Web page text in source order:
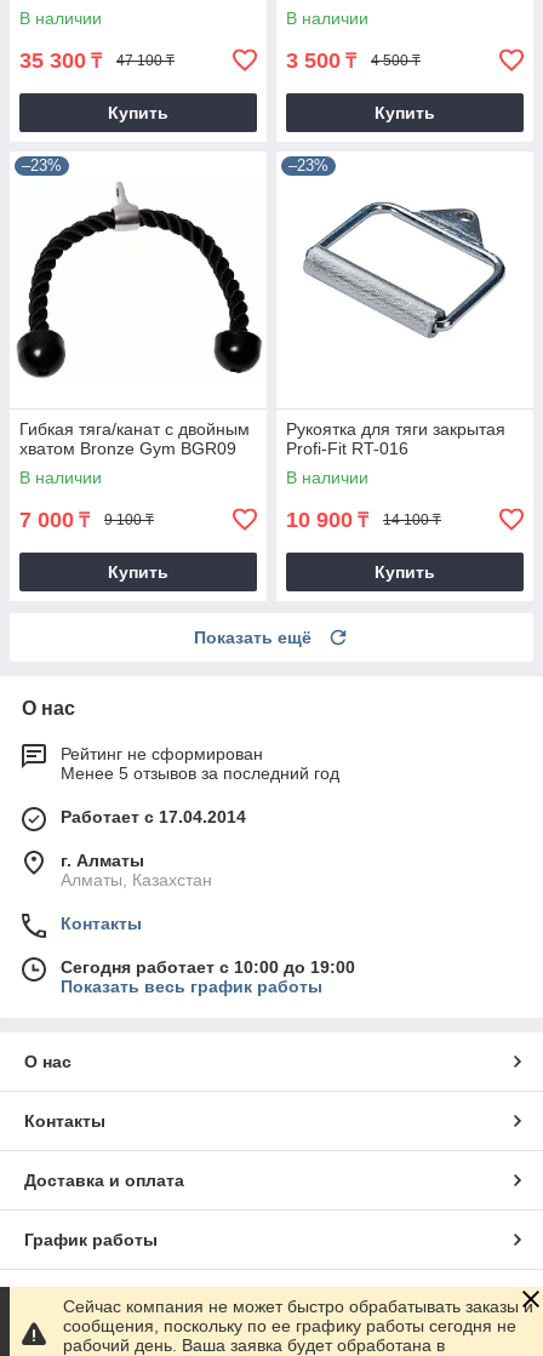
В наличии
35 300 ₸ 47 100 ₸
Купить
В наличии
3 500 ₸ 4 500 ₸
Купить
–23%
Гибкая тяга/канат с двойным
хватом Bronze Gym BGR09
В наличии
7 000 ₸ 9 100 ₸
Купить
–23%
Рукоятка для тяги закрытая
Profi-Fit RT-016
В наличии
10 900 ₸ 14 100 ₸
Купить
Показать ещё
О нас
Рейтинг не сформирован
Менее 5 отзывов за последний год
Работает с 17.04.2014
г. Алматы
Алматы, Казахстан
Контакты
Сегодня работает с 10:00 до 19:00
Показать весь график работы
О нас
Контакты
Доставка и оплата
График работы
Полная версия сайта
Сейчас компания не может быстро обрабатывать заказы и
сообщения, поскольку по ее графику работы сегодня не
рабочий день. Ваша заявка будет обработана в